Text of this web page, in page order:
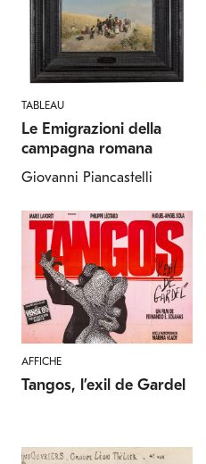
TABLEAU
Le Emigrazioni della
campagna romana
Giovanni Piancastelli
AFFICHE
Tangos, l’exil de Gardel